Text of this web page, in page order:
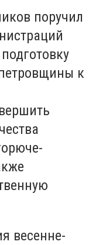
поручил
к
весенне-